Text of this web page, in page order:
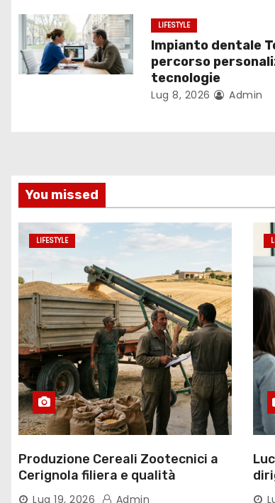
a
r
t
l
i
LIFESTYLE
Impianto dentale
percorso
tecnologie
Lug 8, 2026 Admin
You missed
LIFESTYLE
Produzione Cereali Zootecnici a
Cerignola filiera e qualità
Lug 19, 2026 Admin